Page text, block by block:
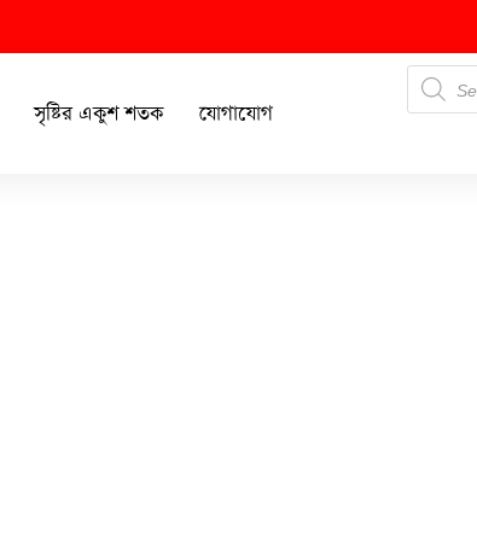
সৃষ্টির একুশ শতক যোগাযোগ